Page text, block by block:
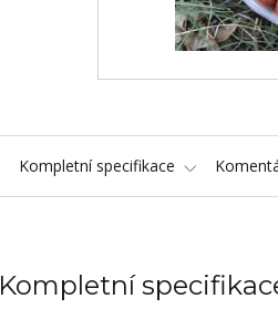
Kompletní specifikace
Kompletní